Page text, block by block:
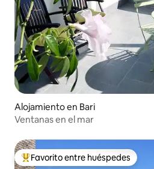
Alojamiento en Bari
Ventanas en el mar
Favorito entre huéspedes preferido
Favorito entre huéspedes